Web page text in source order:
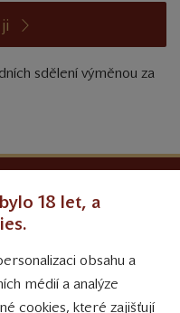
sdělení výměnou za
18 let, a
obsahu a
médií a analýze
cookies, které zajišťují